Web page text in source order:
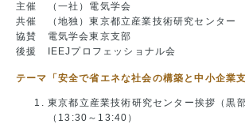
主催 （一社）電気学会
共催 （地独）東京都立産業技術研究センター
協賛 電気学会東京支部
後援 IEEJプロフェッショナル会
テーマ「安全で省エネな社会の構築と中小企業支
東京都立産業技術研究センター挨拶（黒
（13:30～13:40）